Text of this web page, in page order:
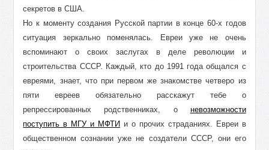
секретов в США.
Но к моменту создания Русской партии в конце 60-х годов
ситуация зеркально поменялась. Евреи уже не очень
вспоминают о своих заслугах в деле революции и
строительства СССР. Каждый, кто до 1991 года общался с
евреями, знает, что при первом же знакомстве четверо из
пяти евреев обязательно расскажут тебе о
репрессированных родственниках, о невозможности
поступить в МГУ и МФТИ и о прочих страданиях. Евреи в
общественном сознании уже не создатели СССР, они его